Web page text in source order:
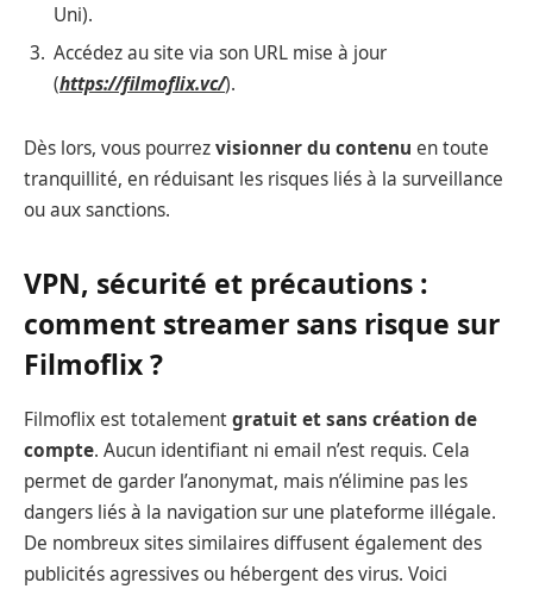
Uni).
Accédez au site via son URL mise à jour
(https://filmoflix.vc/).
Dès lors, vous pourrezvisionner du contenu en toute
tranquillité, en réduisant les risques liés à la surveillance
ou aux sanctions.
VPN, sécurité et précautions :
comment streamer sans risque sur
Filmoflix ?
Filmoflix est totalementgratuit et sans création de
compte. Aucun identifiant ni email n’est requis. Cela
permet de garder l’anonymat, mais n’élimine pas les
dangers liés à la navigation sur une plateforme illégale.
De nombreux sites similaires diffusent également des
publicités agressives ou hébergent des virus. Voici